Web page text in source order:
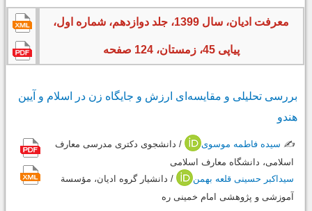
معرفت ادیان، سال 1399، جلد دوازدهم، شماره اول،
پیاپی 45، زمستان، 124 صفحه
بررسی تحلیلی و مقایسه‌ای ارزش و جایگاه زن در اسلام و آیین
هندو
✍️ سیده فاطمه موسوی
/ دانشجوی دکتری مدرسی معارف
اسلامی، دانشگاه معارف اسلامی
سیداکبر حسینی قلعه بهمن
/ دانشیار گروه ادیان، مؤسسة
آموزشی و پژوهشی امام خمینی ره